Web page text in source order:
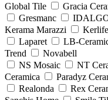
Global Tile
Gracia
Gresmanc
Kerama Marazzi
Kerlife
Laparet
LB-
Trend
Novabell
NS Mosaic
NT
Ceramica
Paradyz
Realonda
Rex